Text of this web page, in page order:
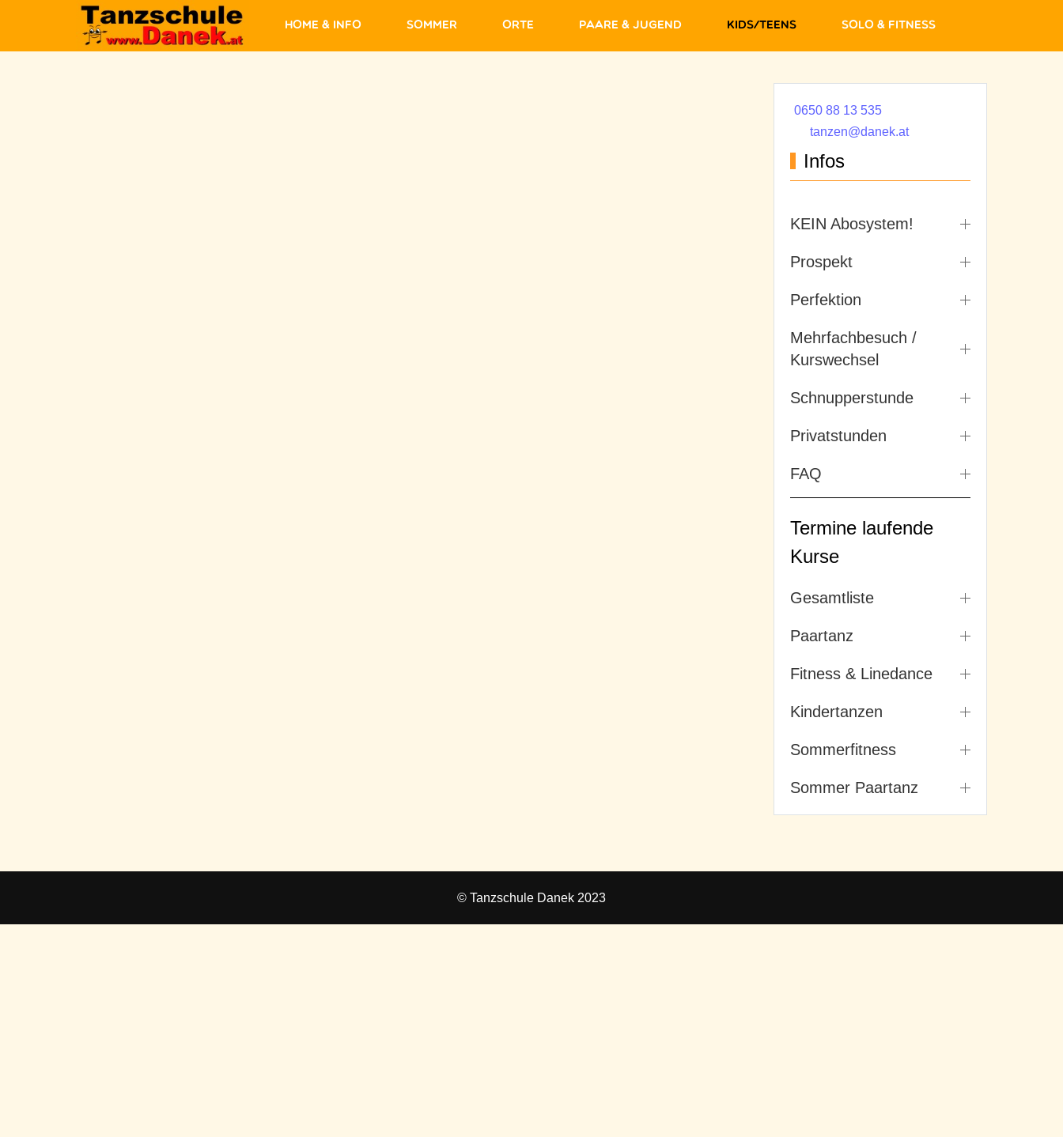
Home & Info Sommer Orte Paare & Jugend Kids/Teens Solo & Fitness
0650 88 13 535
tanzen@danek.at
Infos
KEIN Abosystem!
Prospekt
Perfektion
Mehrfachbesuch /
Kurswechsel
Schnupperstunde
Privatstunden
FAQ
Termine laufende
Kurse
Gesamtliste
Paartanz
Fitness & Linedance
Kindertanzen
Sommerfitness
Sommer Paartanz
© Tanzschule Danek 2023